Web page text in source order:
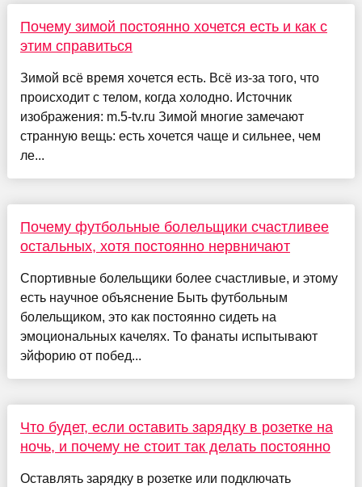
Почему зимой постоянно хочется есть и как с
этим справиться
Зимой всё время хочется есть. Всё из-за того, что
происходит с телом, когда холодно. Источник
изображения: m.5-tv.ru Зимой многие замечают
странную вещь: есть хочется чаще и сильнее, чем
ле...
Почему футбольные болельщики счастливее
остальных, хотя постоянно нервничают
Спортивные болельщики более счастливые, и этому
есть научное объяснение Быть футбольным
болельщиком, это как постоянно сидеть на
эмоциональных качелях. То фанаты испытывают
эйфорию от побед...
Что будет, если оставить зарядку в розетке на
ночь, и почему не стоит так делать постоянно
Оставлять зарядку в розетке или подключать